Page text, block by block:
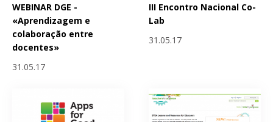
WEBINAR DGE -
«Aprendizagem e
colaboração entre
docentes»
31.05.17
III Encontro Nacional Co-
Lab
31.05.17